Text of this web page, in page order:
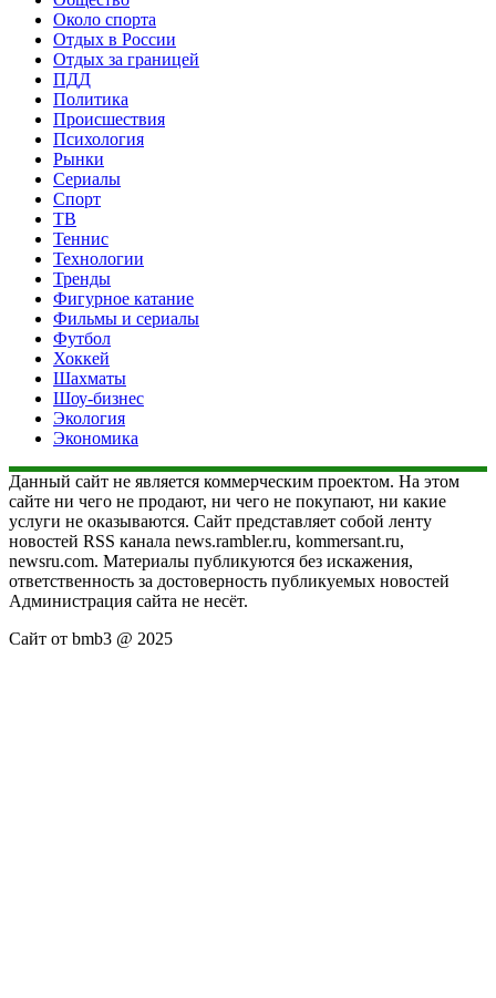
Около спорта
Отдых в России
Отдых за границей
ПДД
Политика
Происшествия
Психология
Рынки
Сериалы
Спорт
ТВ
Теннис
Технологии
Тренды
Фигурное катание
Фильмы и сериалы
Футбол
Хоккей
Шахматы
Шоу-бизнес
Экология
Экономика
Данный сайт не является коммерческим проектом. На этом
сайте ни чего не продают, ни чего не покупают, ни какие
услуги не оказываются. Сайт представляет собой ленту
новостей RSS канала news.rambler.ru, kommersant.ru,
newsru.com. Материалы публикуются без искажения,
ответственность за достоверность публикуемых новостей
Администрация сайта не несёт.
Сайт от bmb3 @ 2025